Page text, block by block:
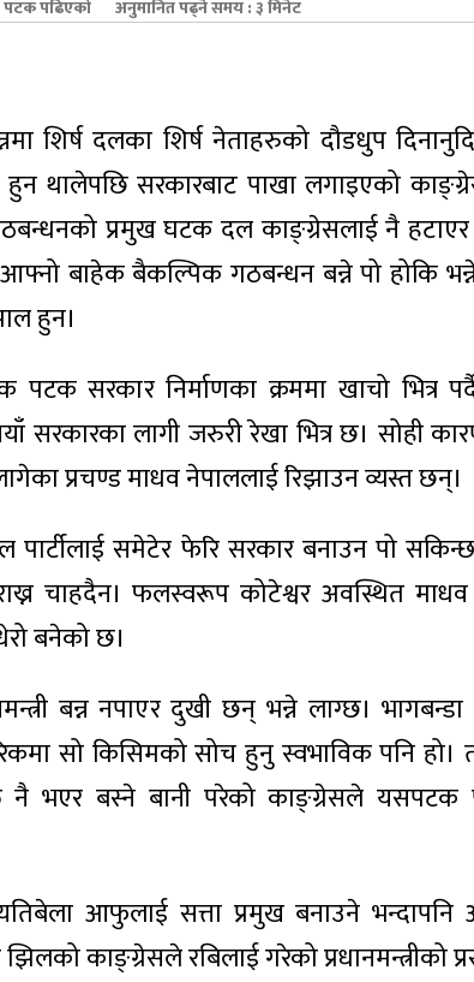
पढिएको अनुमानित पढ्ने समय : ३ मिनेट
शिर्ष दलका शिर्ष नेताहरुको दौडधुप
हुन थालेपछि सरकारबाट पाखा लगाइएको
प्रमुख घटक दल काङ्ग्रेसलाई नै हटाएर
बाहेक बैकल्पिक गठबन्धन बन्ने पो होकि
हुन।
पटक सरकार निर्माणका क्रममा खाचो भित्र
सरकारका लागी जरुरी रेखा भित्र छ। सोही
प्रचण्ड माधव नेपाललाई रिझाउन व्यस्त छन्।
समेटेर फेरि सरकार बनाउन पो
चाहदैन। फलस्वरूप कोटेश्वर अवस्थित
बनेको छ।
बन्न नपाएर दुखी छन् भन्ने लाग्छ।
सो किसिमको सोच हुनु स्वभाविक पनि हो।
नै भएर बस्ने बानी परेको काङ्ग्रेसले यसपटक
आफुलाई सत्ता प्रमुख बनाउने भन्दापनि
काङ्ग्रेसले रबिलाई गरेको प्रधानमन्त्रीको